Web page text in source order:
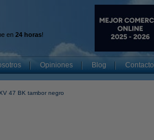
en 24 horas!
Opiniones Blog Contacto
47 BK tambor negro